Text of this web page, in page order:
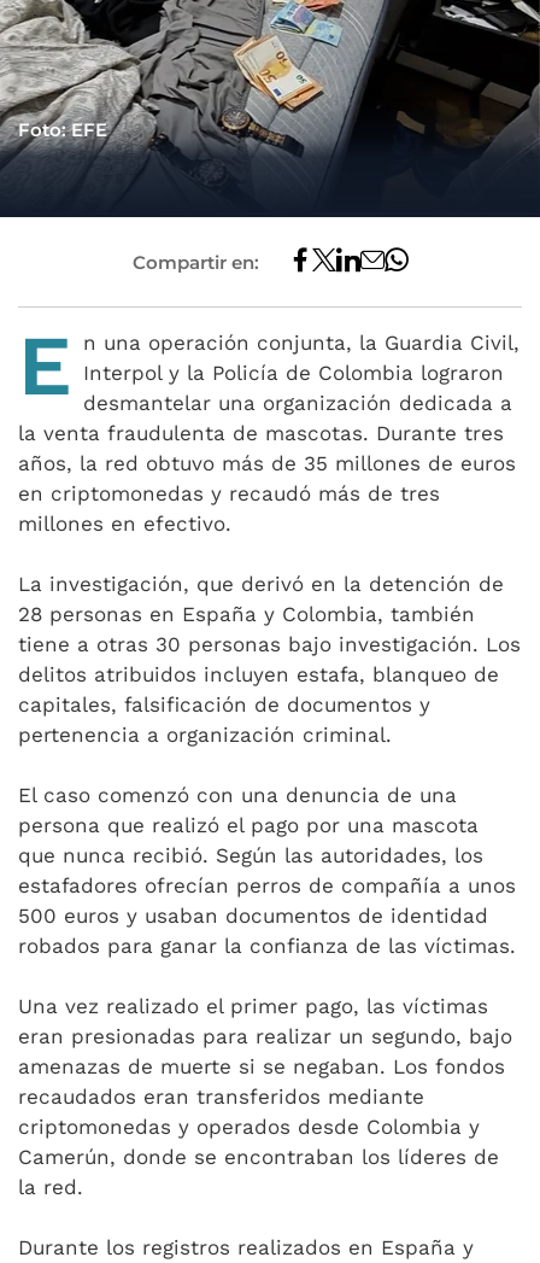
Foto: EFE
Compartir en:
E
n una operación conjunta, la Guardia Civil,
Interpol y la Policía de Colombia lograron
desmantelar una organización dedicada a
la venta fraudulenta de mascotas. Durante tres
años, la red obtuvo más de 35 millones de euros
en criptomonedas y recaudó más de tres
millones en efectivo.
La investigación, que derivó en la detención de
28 personas en España y Colombia, también
tiene a otras 30 personas bajo investigación. Los
delitos atribuidos incluyen estafa, blanqueo de
capitales, falsificación de documentos y
pertenencia a organización criminal.
El caso comenzó con una denuncia de una
persona que realizó el pago por una mascota
que nunca recibió. Según las autoridades, los
estafadores ofrecían perros de compañía a unos
500 euros y usaban documentos de identidad
robados para ganar la confianza de las víctimas.
Una vez realizado el primer pago, las víctimas
eran presionadas para realizar un segundo, bajo
amenazas de muerte si se negaban. Los fondos
recaudados eran transferidos mediante
criptomonedas y operados desde Colombia y
Camerún, donde se encontraban los líderes de
la red.
Durante los registros realizados en España y